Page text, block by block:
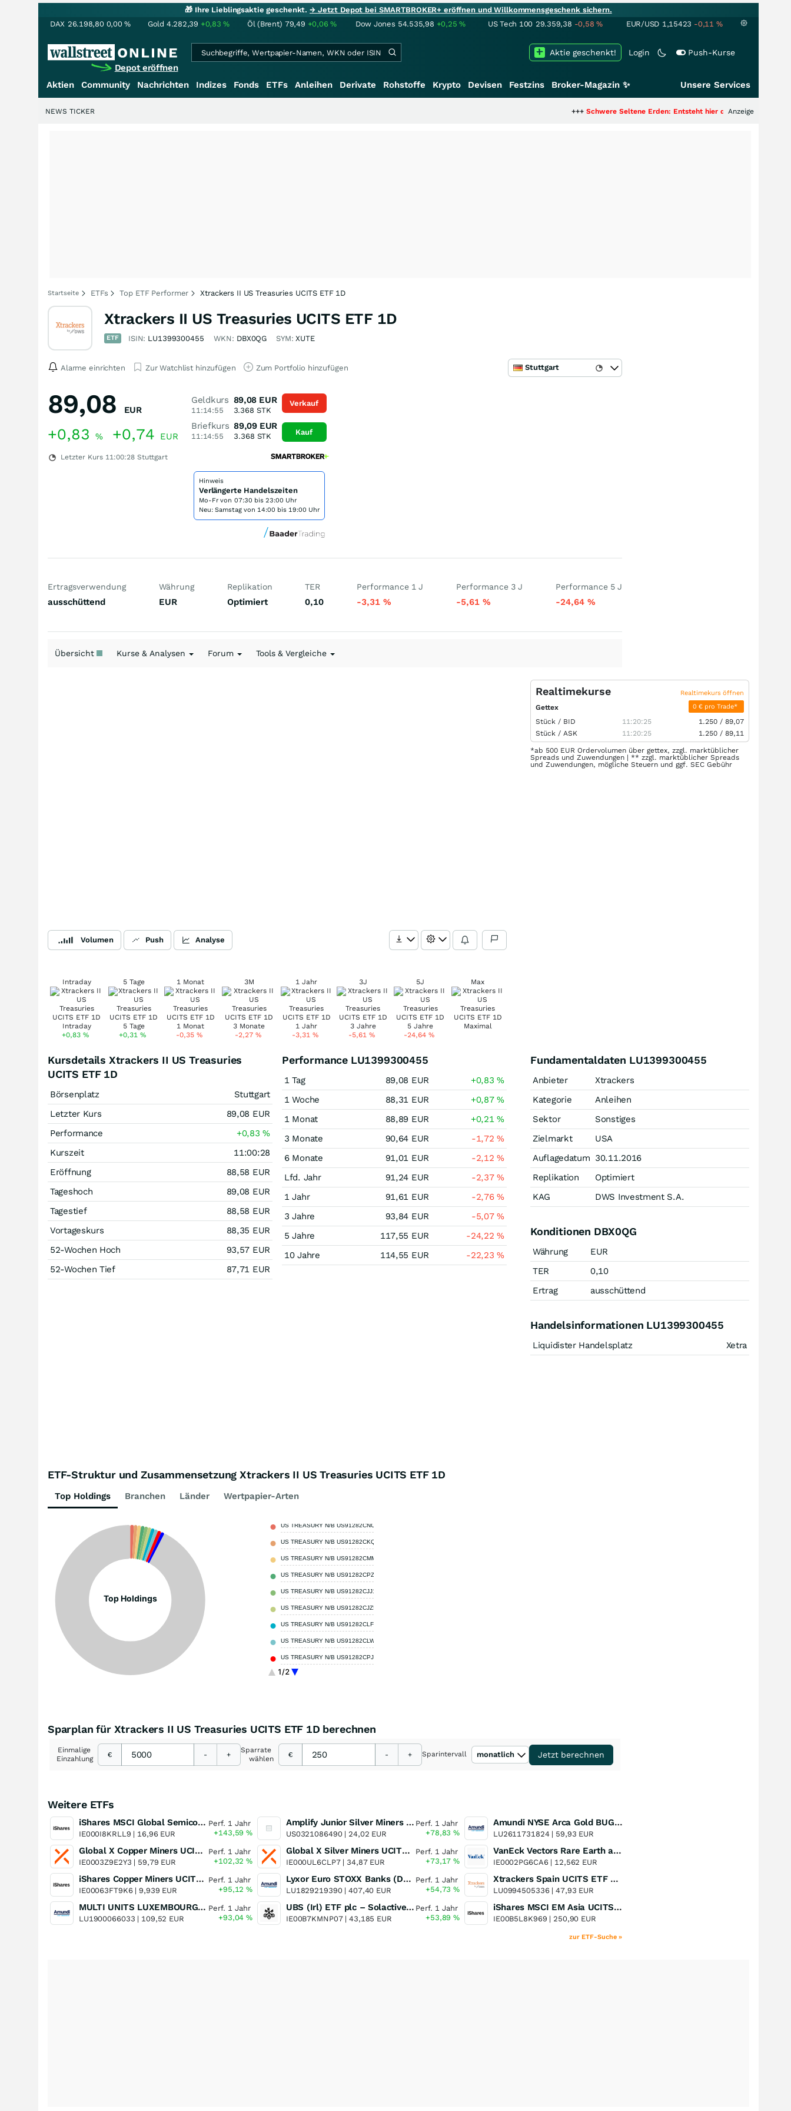
🎁 Ihre Lieblingsaktie geschenkt.→ Jetzt Depot bei SMARTBROKER+ eröffnen und Willkommensgeschenk sichern.
DAX 26.198,80 0,00% Gold 4.282,39 +0,83% Öl (Brent) 79,49 +0,06% Dow Jones 54.535,98 +0,25% US Tech 100 29.359,38 -0,58% EUR/USD 1,15423 -0,11 %
Depot eröffnen
Login Push-Kurse
Aktie geschenkt!
Aktien Community Nachrichten Indizes Fonds ETFs Anleihen Derivate Rohstoffe Krypto Devisen Festzins Broker-Magazin ✨ Unsere Services
Schwere Seltene Erden: Entsteht hier die nächste Milliardenstory?
Anzeige
NEWS TICKER
Startseite ETFs Top ETF Performer Xtrackers II US Treasuries UCITS ETF 1D
Xtrackers II US Treasuries UCITS ETF 1D
ETF ISIN: LU1399300455 WKN: DBX0QG SYM:XUTE
Alarme einrichten Zur Watchlist hinzufügen Zum Portfolio hinzufügen Stuttgart
89,08 EUR
+0,83 % +0,74 EUR
Letzter Kurs 11:00:28 Stuttgart
Geldkurs
11:14:55
89,08 EUR
3.368 STK
Briefkurs
11:14:55
89,09 EUR
3.368 STK
Verkauf
Kauf
Hinweis
Verlängerte Handelszeiten
Mo-Fr von 07:30 bis 23:00 Uhr
Neu: Samstag von 14:00 bis 19:00 Uhr
Ertragsverwendung
ausschüttend
Währung
EUR
Replikation
Optimiert
TER
0,10
Performance 1 J
-3,31%
Performance 3 J
-5,61%
Performance 5 J
-24,64 %
Übersicht Kurse & Analysen Forum Tools & Vergleiche
Volumen Push Analyse
Intraday
+0,83%
5 Tage
+0,31%
1 Monat
-0,35%
3M
-2,27 %
1 Jahr
-3,31%
3J
-5,61%
5J
-24,64%
Max
Realtimekurse Realtimekurs öffnen
Gettex 0 € pro Trade*
Stück / BID 11:20:25 1.250 / 89,07
Stück / ASK 11:20:25 1.250 / 89,11
*ab 500 EUR Ordervolumen über gettex, zzgl. marktüblicher
Spreads und Zuwendungen | ** zzgl. marktüblicher Spreads
und Zuwendungen, mögliche Steuern und ggf. SEC Gebühr
Kursdetails Xtrackers II US Treasuries
UCITS ETF 1D
Börsenplatz
Stuttgart
Letzter Kurs
89,08 EUR
Performance
+0,83%
Kurszeit
11:00:28
Eröffnung
88,58 EUR
Tageshoch
89,08 EUR
Tagestief
88,58 EUR
Vortageskurs
88,35 EUR
52-Wochen Hoch
93,57 EUR
52-Wochen Tief
87,71 EUR
Performance LU1399300455
1 Tag 89,08 EUR +0,83%
1 Woche
88,31 EUR +0,87%
1 Monat
88,89 EUR +0,21%
3 Monate
90,64 EUR -1,72%
6 Monate
91,01 EUR -2,12%
Lfd. Jahr
91,24 EUR -2,37%
1 Jahr
91,61 EUR -2,76%
3 Jahre
93,84 EUR -5,07%
5 Jahre
117,55 EUR -24,22%
10 Jahre
114,55 EUR -22,23%
ETF-Struktur und Zusammensetzung Xtrackers II US Treasuries UCITS ETF 1D
Top Holdings Branchen Länder Wertpapier-Arten
Top Holdings
1/2
US TREASURY N/B US91282CNC19
US TREASURY N/B US91282CKQ32
US TREASURY N/B US91282CMM00
US TREASURY N/B US91282CPZ85
US TREASURY N/B US91282CJJ18
US TREASURY N/B US91282CJZ59
US TREASURY N/B US91282CLF67
US TREASURY N/B US91282CLW90
US TREASURY N/B US91282CPJ44
US TREASURY N/B US91282CNT44
Fundamentaldaten LU1399300455
Anbieter
Xtrackers
Kategorie
Anleihen
Sektor
Sonstiges
Zielmarkt
USA
Auflagedatum 30.11.2016
Replikation
Optimiert
KAG
DWS Investment S.A.
Konditionen DBX0QG
Währung
EUR
TER
0,10
Ertrag
ausschüttend
Handelsinformationen LU1399300455
Liquidister Handelsplatz Xetra
Sparplan für Xtrackers II US Treasuries UCITS ETF 1D berechnen
Einmalige
Einzahlung
€ - +
Sparrate
wählen
€ - + Sparintervall monatlich Jetzt berechnen
Weitere ETFs
iShares MSCI Global Semiconductors UCITS ETF USD (Acc)
IE000I8KRLL9 | 16,96 EUR
Perf. 1 Jahr
+143,59%
Global X Copper Miners UCITS ETF USD Acc
IE0003Z9E2Y3 | 59,79 EUR
Perf. 1 Jahr
+102,32%
iShares Copper Miners UCITS ETF
IE00063FT9K6 |9,939 EUR
Perf. 1 Jahr
+95,12%
MULTI UNITS LUXEMBOURG - Lyxor MSCI Semiconductors ESG Filtered
LU1900066033 | 109,52 EUR
Perf. 1 Jahr
+93,04%
Amplify Junior Silver Miners ETF Junior Silver Miners ETF
US0321086490 | 24,02 EUR
Perf. 1 Jahr
+78,83%
Global X Silver Miners UCITS ETF
IE000UL6CLP7 | 34,87 EUR
Perf. 1 Jahr
+73,17%
Lyxor Euro STOXX Banks (DR) UCITS ETF- Acc
LU1829219390 |407,40 EUR
Perf. 1 Jahr
+54,73%
UBS (Irl) ETF plc – Solactive Global Pure Gold Miners UCITS ETF - A Dis USD o.N.
IE00B7KMNP07 |43,185 EUR
Perf. 1 Jahr
+53,89%
Amundi NYSE Arca Gold BUGS UCITS ETF Dist
LU2611731824 | 59,93 EUR
VanEck Vectors Rare Earth and Strategic Metals UCITS ETF
IE0002PG6CA6 | 12,562 EUR
Xtrackers Spain UCITS ETF Distribution
LU0994505336 |47,93 EUR
iShares MSCI EM Asia UCITS ETF
IE00B5L8K969 | 250,90 EUR
zur ETF-Suche »